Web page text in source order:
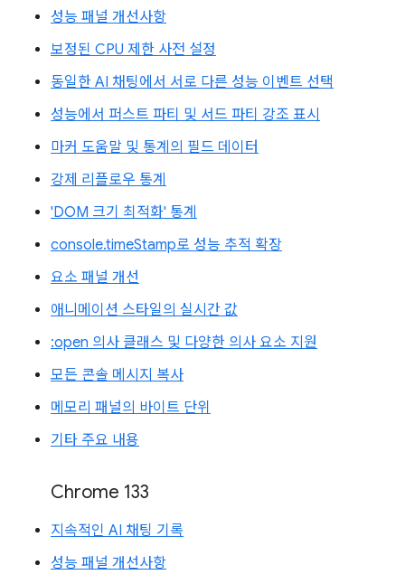
성능 패널 개선사항
보정된 CPU 제한 사전 설정
동일한 AI 채팅에서 서로 다른 성능 이벤트 선택
성능에서 퍼스트 파티 및 서드 파티 강조 표시
마커 도움말 및 통계의 필드 데이터
강제 리플로우 통계
'DOM 크기 최적화' 통계
console.timeStamp로 성능 추적 확장
요소 패널 개선
애니메이션 스타일의 실시간 값
:open 의사 클래스 및 다양한 의사 요소 지원
모든 콘솔 메시지 복사
메모리 패널의 바이트 단위
기타 주요 내용
Chrome 133
지속적인 AI 채팅 기록
성능 패널 개선사항